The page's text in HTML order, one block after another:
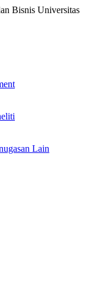
Bisnis Universitas
Lain